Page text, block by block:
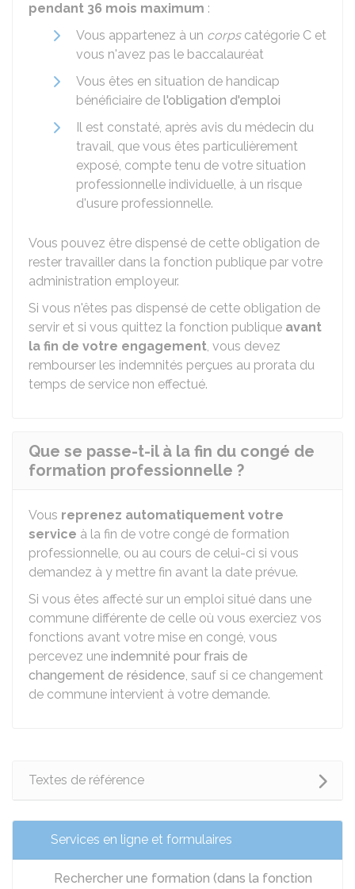
pendant 36 mois maximum :
Vous appartenez à un corpscatégorie C et
vous n'avez pas le baccalauréat
Vous êtes en situation de handicap
bénéficiaire de l'obligation d'emploi
Il est constaté, après avis du médecin du
travail, que vous êtes particulièrement
exposé, compte tenu de votre situation
professionnelle individuelle, à un risque
d'usure professionnelle.
Vous pouvez être dispensé de cette obligation de
rester travailler dans la fonction publique par votre
administration employeur.
Si vous n'êtes pas dispensé de cette obligation de
servir et si vous quittez la fonction publique avant
la fin de votre engagement, vous devez
rembourser les indemnités perçues au prorata du
temps de service non effectué.
Que se passe-t-il à la fin du congé de
formation professionnelle ?
Vous reprenez automatiquement votre
service à la fin de votre congé de formation
professionnelle, ou au cours de celui-ci si vous
demandez à y mettre fin avant la date prévue.
Si vous êtes affecté sur un emploi situé dans une
commune différente de celle où vous exerciez vos
fonctions avant votre mise en congé, vous
percevez une indemnité pour frais de
changement de résidence, sauf si ce changement
de commune intervient à votre demande.
Textes de référence
Services en ligne et formulaires
Rechercher une formation (dans la fonction